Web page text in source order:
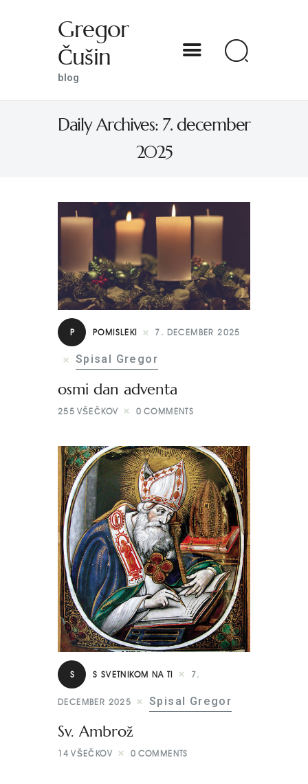
Gregor
Čušin
blog
Daily Archives: 7. december
2025
DOMOV
S SVETNIKOM NA TI
PREDSTAVE
KNJIGE
KONTAKT
P POMISLEKI 7. DECEMBER 2025
Spisal Gregor
osmi dan adventa
255 VŠEČKOV 0 COMMENTS
S S SVETNIKOM NA TI 7.
DECEMBER 2025 Spisal Gregor
Sv. Ambrož
14 VŠEČKOV 0 COMMENTS